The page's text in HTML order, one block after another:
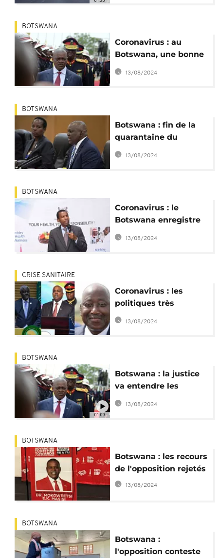
BOTSWANA
Coronavirus : au
Botswana, une bonne
partie des dirigeants
en quarantaine
13/08/2024
BOTSWANA
Botswana : fin de la
quarantaine du
président, testé
13/08/2024
BOTSWANA
Coronavirus : le
Botswana enregistre
ses trois premiers cas
13/08/2024
CRISE SANITAIRE
Coronavirus : les
politiques très
touchés en Afrique
13/08/2024
01:09
BOTSWANA
Botswana : la justice
va entendre les
requêtes en
annulation pour
13/08/2024
BOTSWANA
Botswana : les recours
de l'opposition rejetés
13/08/2024
BOTSWANA
Botswana :
l'opposition conteste